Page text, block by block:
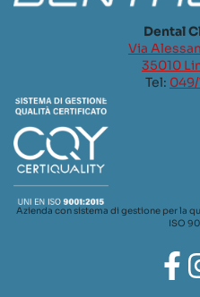
Dental
Via
35010
Tel:
Azienda con sistema di gestione per la
ISO